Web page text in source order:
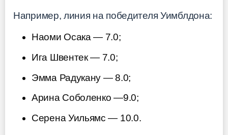
Например, линия на победителя Уимблдона:
Наоми Осака — 7.0;
Ига Швентек — 7.0;
Эмма Радукану — 8.0;
Арина Соболенко —9.0;
Серена Уильямс — 10.0.